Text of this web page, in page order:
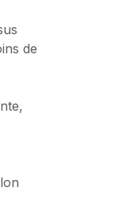
de